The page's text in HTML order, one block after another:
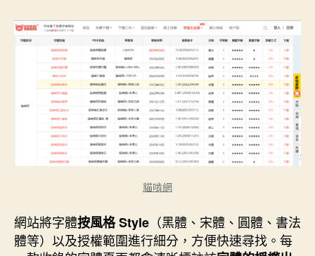
貓啃網
網站將字體按風格 Style （黑體、宋體、圓體、書法
體等）以及授權範圍進行細分，方便快速尋找。每